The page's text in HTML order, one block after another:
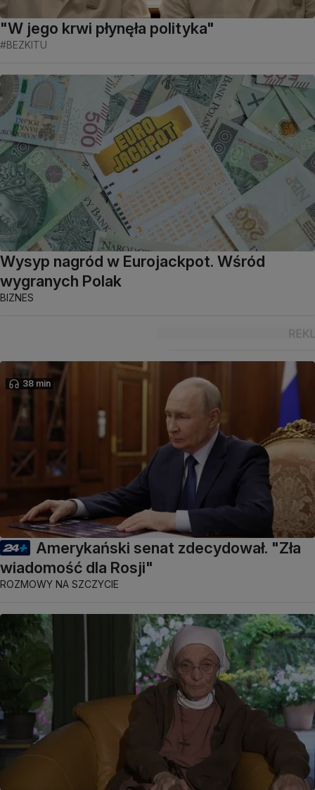
"W jego krwi płynęła polityka"
#BEZKITU
Wysyp nagród w Eurojackpot. Wśród
wygranych Polak
BIZNES
38 min
Amerykański senat zdecydował. "Zła
wiadomość dla Rosji"
ROZMOWY NA SZCZYCIE